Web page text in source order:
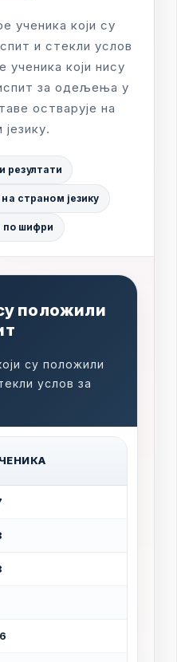
е ученика који су
спит и стекли услов
е ученика који нису
спит за одељења у
таве остварује на
језику.
резултати
страном језику
по шифри
у положили
т
оји су положили
екли услов за
ЕНИКА
6